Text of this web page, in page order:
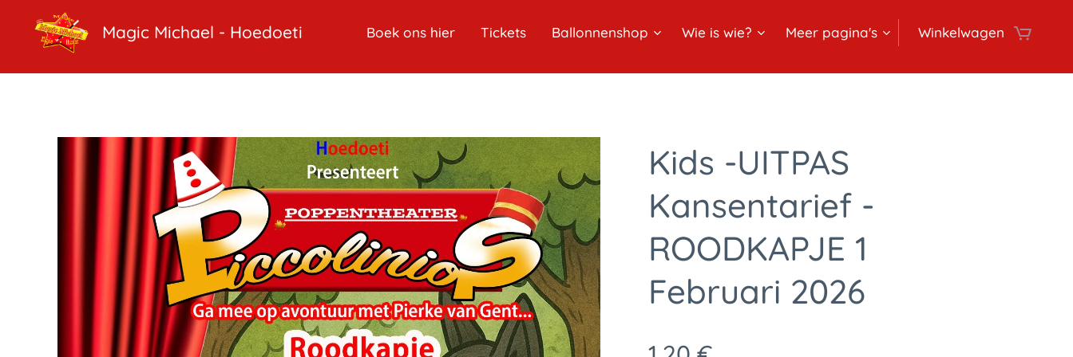
Magic Michael - Hoedoeti Boek ons hier Tickets Ballonnenshop Wie is wie? Meer pagina's Winkelwagen
Kids -UITPAS
Kansentarief -
ROODKAPJE 1
Februari 2026